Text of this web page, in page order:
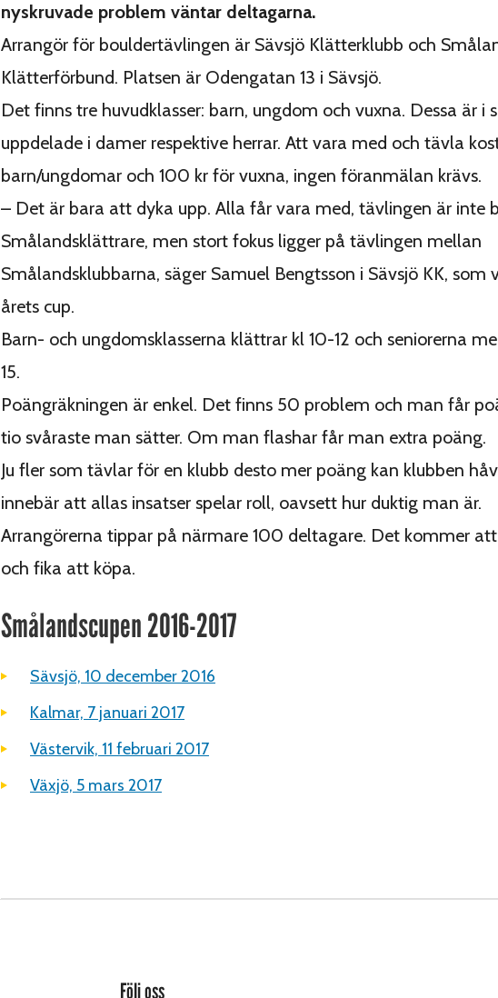
nyskruvade problem väntar deltagarna.
Arrangör för bouldertävlingen är Sävsjö Klätterklubb och
Klätterförbund. Platsen är Odengatan 13 i Sävsjö.
Det finns tre huvudklasser: barn, ungdom och vuxna. Dessa är i
uppdelade i damer respektive herrar. Att vara med och tävla
barn/ungdomar och 100 kr för vuxna, ingen föranmälan krävs.
– Det är bara att dyka upp. Alla får vara med, tävlingen är inte
Smålandsklättrare, men stort fokus ligger på tävlingen mellan
Smålandsklubbarna, säger Samuel Bengtsson i Sävsjö KK, som
årets cup.
Barn- och ungdomsklasserna klättrar kl 10-12 och seniorerna
15.
Poängräkningen är enkel. Det finns 50 problem och man får
tio svåraste man sätter. Om man flashar får man extra poäng.
Ju fler som tävlar för en klubb desto mer poäng kan klubben
innebär att allas insatser spelar roll, oavsett hur duktig man är.
Arrangörerna tippar på närmare 100 deltagare. Det kommer
och fika att köpa.
Smålandscupen 2016-2017
Sävsjö, 10 december 2016
Kalmar, 7 januari 2017
Västervik, 11 februari 2017
Växjö, 5 mars 2017
Följ oss